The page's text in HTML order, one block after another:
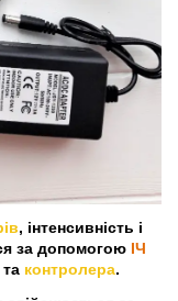
, інтенсивність і
за допомогою ІЧ
контролера.